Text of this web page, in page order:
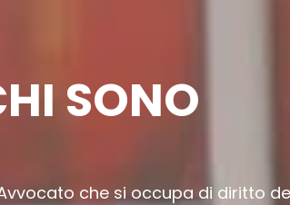
SONO
che si occupa di diritto